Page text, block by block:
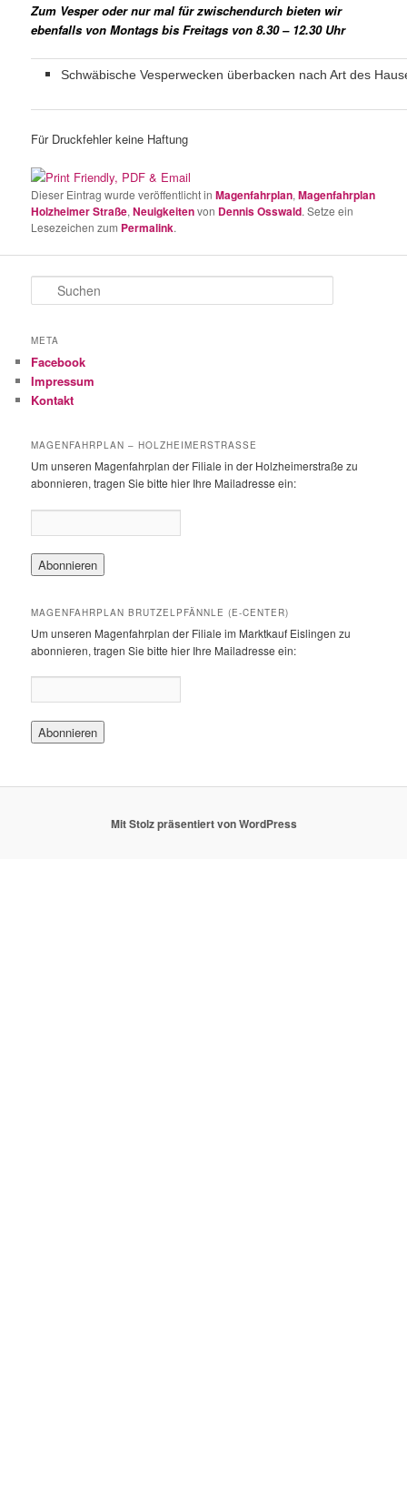
Zum Vesper oder nur mal für zwischendurch bieten wir
ebenfalls von Montags bis Freitags von 8.30 – 12.30 Uhr
Schwäbische Vesperwecken überbacken nach Art des
Für Druckfehler keine Haftung
Dieser Eintrag wurde veröffentlicht inMagenfahrplan,Magenfahrplan
Holzheimer Straße,Neuigkeitenvon Dennis Osswald. Setze ein
Lesezeichen zum Permalink.
u
h
n
META
Facebook
Impressum
Kontakt
MAGENFAHRPLAN – HOLZHEIMERSTRASSE
Um unseren Magenfahrplan der Filiale in der Holzheimerstraße zu
abonnieren, tragen Sie bitte hier Ihre Mailadresse ein:
MAGENFAHRPLAN BRUTZELPFÄNNLE (E-CENTER)
Um unseren Magenfahrplan der Filiale im Marktkauf Eislingen zu
abonnieren, tragen Sie bitte hier Ihre Mailadresse ein:
Mit Stolz präsentiert von WordPress